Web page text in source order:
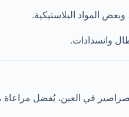
المواد البلاستيكية.
وانسدادات.
في العين، يُفضل مراعاة